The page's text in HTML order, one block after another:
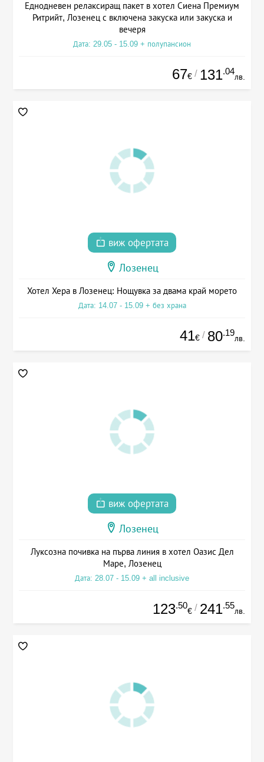
Еднодневен релаксиращ пакет в хотел Сиена Премиум
Ритрийт, Лозенец с включена закуска или закуска и
вечеря
Дата: 29.05 - 15.09 + полупансион
67€ / 131.04
лв.
виж офертата
Лозенец
Хотел Хера в Лозенец: Нощувка за двама край морето
Дата: 14.07 - 15.09 + без храна
41€ / 80.19
лв.
виж офертата
Лозенец
Луксозна почивка на първа линия в хотел Оазис Дел
Маре, Лозенец
Дата: 28.07 - 15.09 + all inclusive
123.50
€ / 241.55
лв.